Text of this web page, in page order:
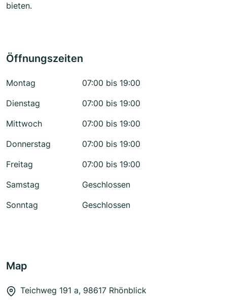
bieten.
Öffnungszeiten
Montag
07:00 bis 19:00
Dienstag
07:00 bis 19:00
Mittwoch
07:00 bis 19:00
Donnerstag
07:00 bis 19:00
Freitag
07:00 bis 19:00
Samstag
Geschlossen
Sonntag
Geschlossen
Map
Teichweg 191 a, 98617 Rhönblick